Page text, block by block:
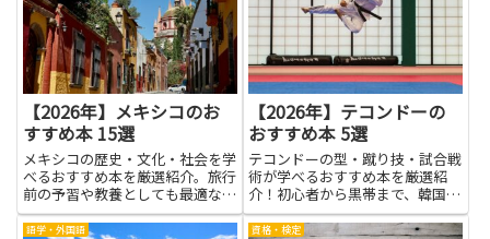
ク管理の基本を身につけられま
す。具体的な事例や図解で読みや
すい...
値観、言葉づかいに触れること
で...
【2026年】メキシコのお
すすめ本 15選
メキシコの歴史・文化・社会を学
べるおすすめ本を厳選紹介。旅行
前の予習や教養としても最適な一
冊がきっと見つかります。
【2026年】テコンドーの
おすすめ本 5選
テコンドーの型・蹴り技・試合戦
術が学べるおすすめ本を厳選紹
介！初心者から黒帯まで、韓国発
の武道を深く学べる一冊を紹介。
語学・外国語 資格・検定